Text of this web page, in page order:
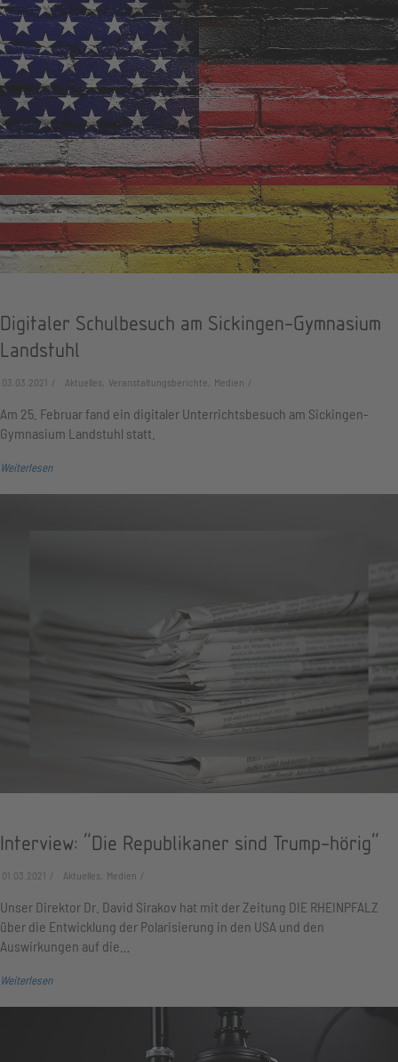
Digitaler Schulbesuch am Sickingen-Gymnasium
Landstuhl
03.03.2021 Aktuelles, Veranstaltungsberichte, Medien
Am 25. Februar fand ein digitaler Unterrichtsbesuch am Sickingen-
Gymnasium Landstuhl statt.
Weiterlesen
Interview: "Die Republikaner sind Trump-hörig"
01.03.2021 Aktuelles, Medien
Unser Direktor Dr. David Sirakov hat mit der Zeitung DIE RHEINPFALZ
über die Entwicklung der Polarisierung in den USA und den
Auswirkungen auf die…
Weiterlesen